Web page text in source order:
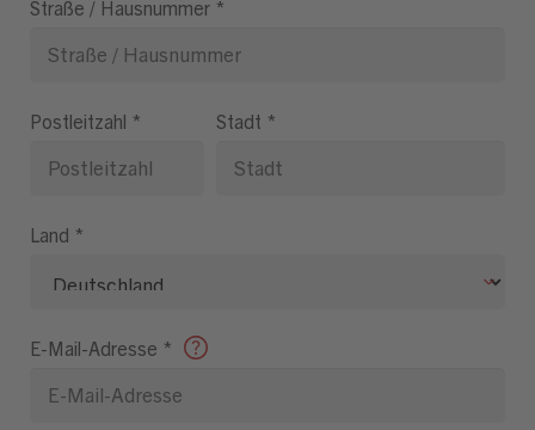
Straße / Hausnummer *
Postleitzahl * Stadt *
Land *
E-Mail-Adresse *